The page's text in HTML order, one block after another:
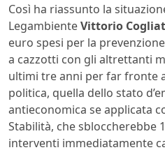
Così ha riassunto la
LegambienteVittorio
euro spesi per la
a cazzotti con gli altrettanti
ultimi tre anni per far fronte
politica, quella dello stato
antieconomica se applicata
Stabilità, che sbloccherebbe
interventi immediatamente